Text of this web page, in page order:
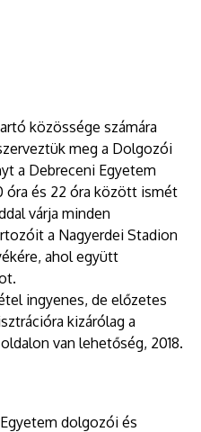
közössége számára
meg a Dolgozói
a Debreceni Egyetem
óra és 22 óra között ismét
várja minden
a Nagyerdei Stadion
ahol együtt
ingyenes, de előzetes
kizárólag a
oldalon van lehetőség, 2018.
dolgozói és